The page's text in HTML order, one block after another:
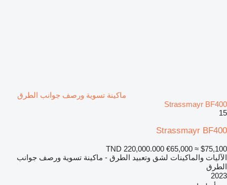
ماكينة تسوية ورصف جوانب الطرق
Strassmayr BF400
15
Strassmayr BF400
TND 220,000.000 €65,000 ≈ $75,100
الآليات والماكينات لشق وتعبيد الطرق - ماكينة تسوية ورصف جوانب
الطرق
2023